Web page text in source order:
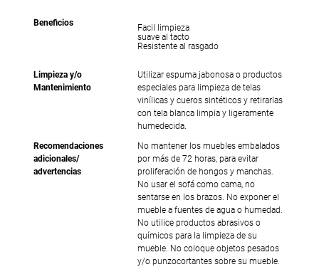
Beneficios
Facil limpieza
suave al tacto
Resistente al rasgado
Limpieza y/o
Mantenimiento
Utilizar espuma jabonosa o productos
especiales para limpieza de telas
vinílicas y cueros sintéticos y retirarlas
con tela blanca limpia y ligeramente
humedecida.
Recomendaciones
adicionales/
advertencias
No mantener los muebles embalados
por más de 72 horas, para evitar
proliferación de hongos y manchas.
No usar el sofá como cama, no
sentarse en los brazos. No exponer el
mueble a fuentes de agua o humedad.
No utilice productos abrasivos o
químicos para la limpieza de su
mueble. No coloque objetos pesados
y/o punzocortantes sobre su mueble.